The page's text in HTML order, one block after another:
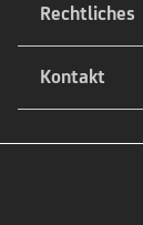
Rechtliches
Kontakt